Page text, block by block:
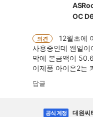
OC
의견
12월초에
사용중인데 왠일이
막에 본금액이
이제품 아이온2는
답글
공식 계정 대원씨